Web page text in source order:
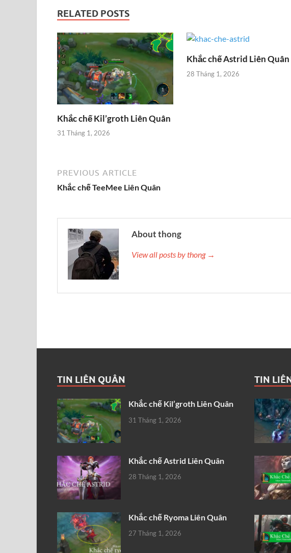
RELATED POSTS
Khắc chế Kil’groth Liên Quân
31 Tháng 1, 2026
Khắc chế Astrid Liên Quân
28 Tháng 1, 2026
PREVIOUS ARTICLE
Khắc chế TeeMee Liên Quân
About thong
View all posts by thong →
TIN LIÊN QUÂN
Khắc chế Kil’groth Liên Quân
31 Tháng 1, 2026
Khắc chế Astrid Liên Quân
28 Tháng 1, 2026
Khắc chế Ryoma Liên Quân
27 Tháng 1, 2026
TIN